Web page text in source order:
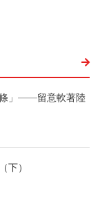
條」——留意軟著陸
下）